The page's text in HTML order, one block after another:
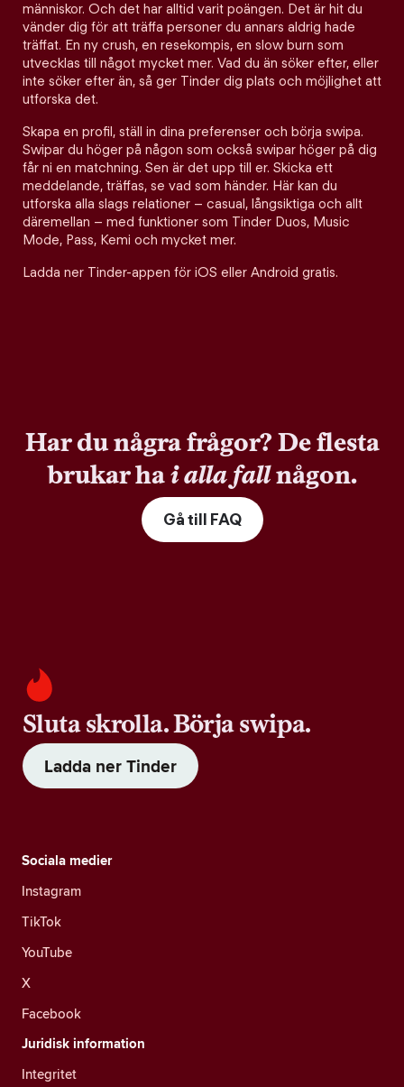
människor. Och det har alltid varit poängen. Det är hit du
vänder dig för att träffa personer du annars aldrig hade
träffat. En ny crush, en resekompis, en slow burn som
utvecklas till något mycket mer. Vad du än söker efter, eller
inte söker efter än, så ger Tinder dig plats och möjlighet att
utforska det.
Skapa en profil, ställ in dina preferenser och börja swipa.
Swipar du höger på någon som också swipar höger på dig
får ni en matchning. Sen är det upp till er. Skicka ett
meddelande, träffas, se vad som händer. Här kan du
utforska alla slags relationer – casual, långsiktiga och allt
däremellan – med funktioner som Tinder Duos, Music
Mode, Pass, Kemi och mycket mer.
Ladda ner Tinder-appen för iOS eller Android gratis.
Har du några frågor? De flesta
brukar hai alla fallnågon.
Gå till FAQ
Sluta skrolla. Börja swipa.
Ladda ner Tinder
Sociala medier
Instagram
TikTok
YouTube
X
Facebook
Juridisk information
Integritet